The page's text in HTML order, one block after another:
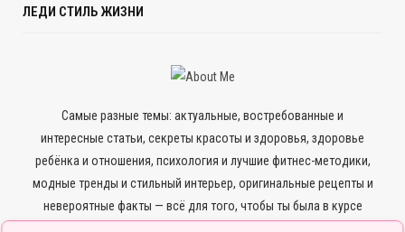
ЛЕДИ СТИЛЬ ЖИЗНИ
Самые разные темы: актуальные, востребованные и
интересные статьи, секреты красоты и здоровья, здоровье
ребёнка и отношения, психология и лучшие фитнес-методики,
модные тренды и стильный интерьер, оригинальные рецепты и
невероятные факты — всё для того, чтобы ты была в курсе